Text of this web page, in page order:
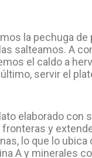
la pechuga
salteamos. A
el caldo a
servir el
elaborado con
y
lo que lo
A y minerales